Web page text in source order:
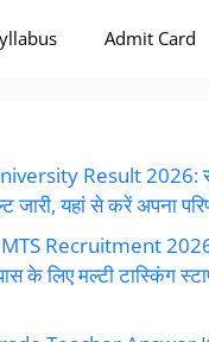
Admit Card
Result 2026:
जारी, यहां से करें अपना
Recruitment
के लिए मल्टी टास्किंग